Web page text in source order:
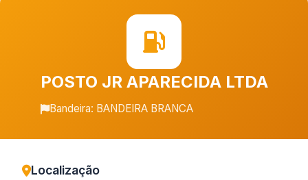
POSTO JR APARECIDA LTDA
Bandeira: BANDEIRA BRANCA
Localização